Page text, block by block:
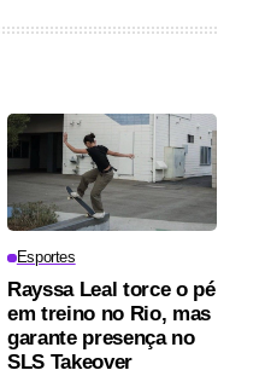
Esportes
Rayssa Leal torce o pé
em treino no Rio, mas
garante presença no
SLS Takeover